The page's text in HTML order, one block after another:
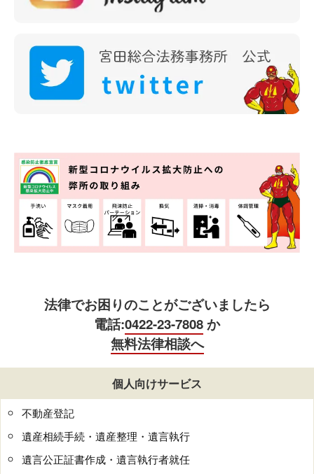
法律でお困りのことがございましたら
電話:0422-23-7808か
無料法律相談へ
個人向けサービス
不動産登記
遺産相続手続・遺産整理・遺言執行
遺言公正証書作成・遺言執行者就任